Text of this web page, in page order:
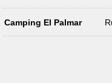
Camping El Palmar